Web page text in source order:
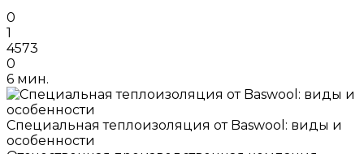
0
1
4573
0
6 мин.
Специальная теплоизоляция от Baswool: виды и
особенности